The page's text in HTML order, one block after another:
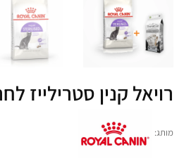
רויאל קנין סטרילייז לחתול
מותג: